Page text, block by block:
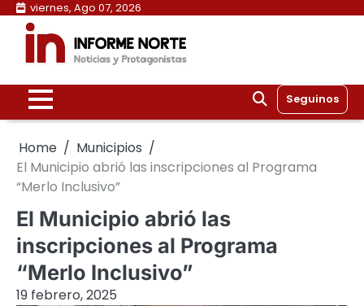
Skip
content
viernes, Ago 07, 2026
Seguinos
Home
Municipios
El Municipio abrió las inscripciones al Programa
“Merlo Inclusivo”
El Municipio abrió las
inscripciones al Programa
“Merlo Inclusivo”
19 febrero, 2025